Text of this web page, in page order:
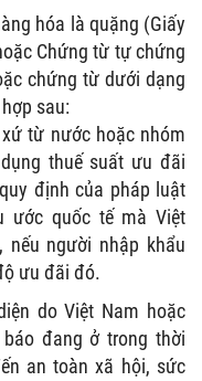
hóa là quặng (Giấy
Chứng từ tự chứng
chứng từ dưới dạng
sau:
từ nước hoặc nhóm
thuế suất ưu đãi
định của pháp luật
ước quốc tế mà Việt
nếu người nhập khẩu
ưu đãi đó.
do Việt Nam hoặc
đang ở trong thời
an toàn xã hội, sức